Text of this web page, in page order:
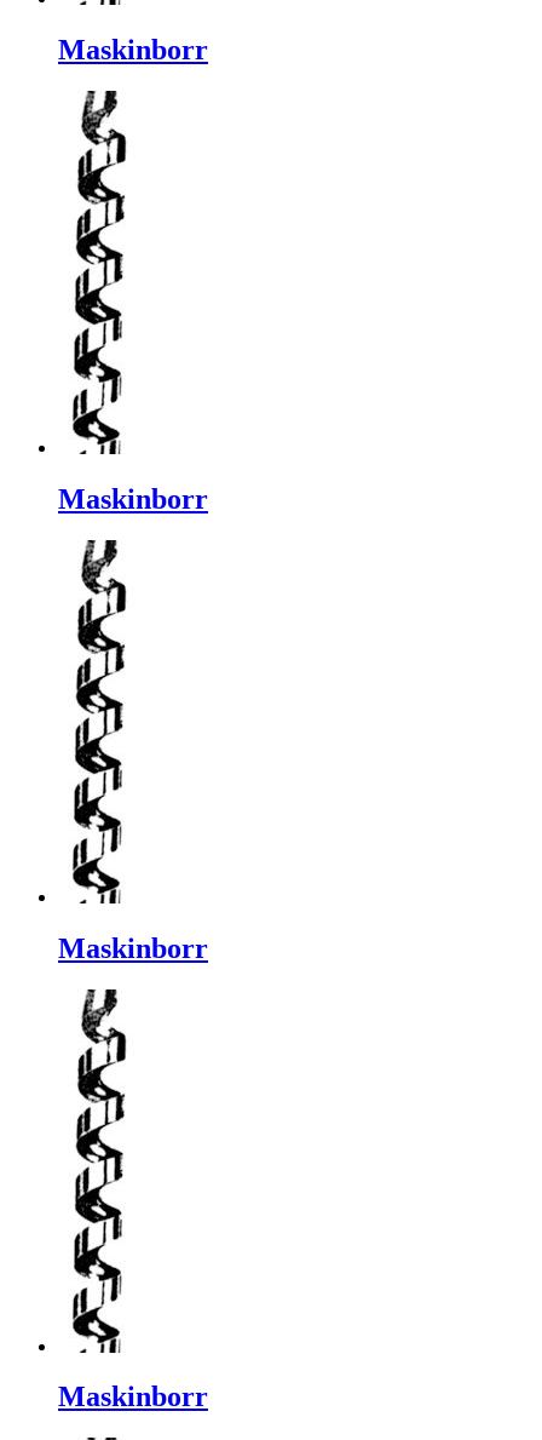
Maskinborr
Maskinborr
Maskinborr
Maskinborr